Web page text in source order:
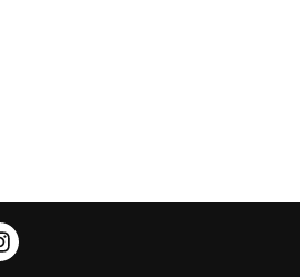
Instagram